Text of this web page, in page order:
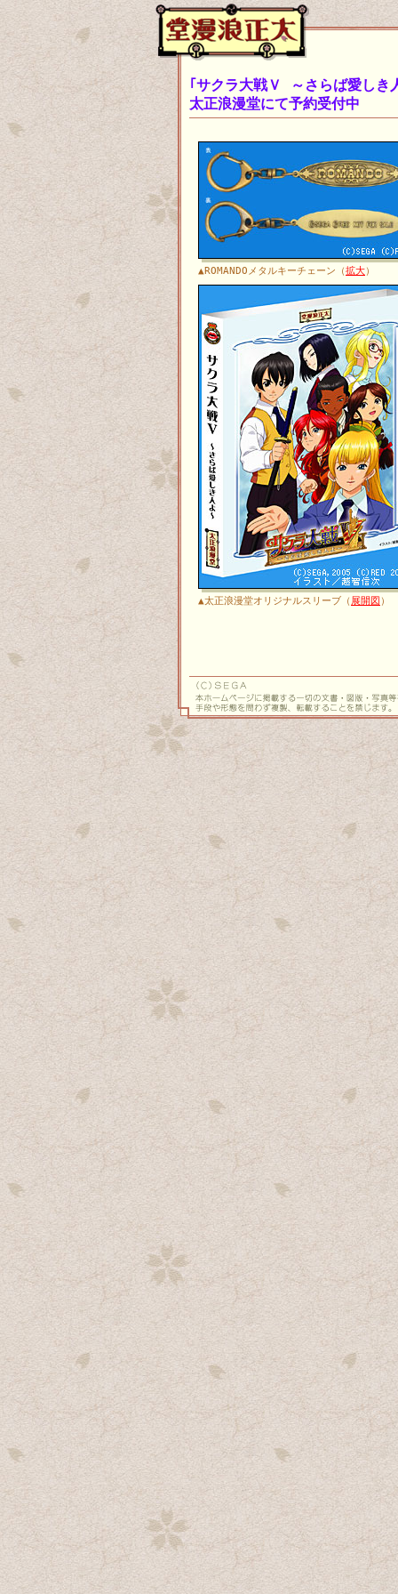
｢サクラ大戦Ｖ ～さらば愛しき
太正浪漫堂にて予約受付中
▲ROMANDOメタルキーチェーン（拡大）
▲太正浪漫堂オリジナルスリーブ（ 展開図 ）